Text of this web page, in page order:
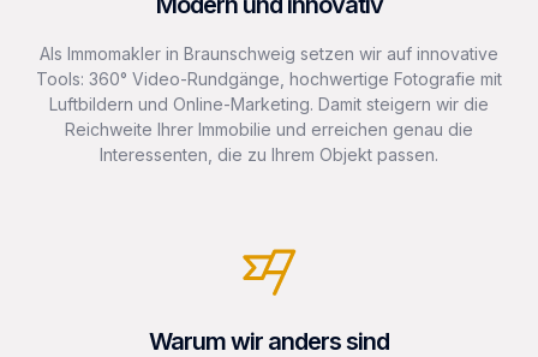
Als Immomakler in Braunschweig setzen wir auf innovative
Tools: 360° Video-Rundgänge, hochwertige Fotografie mit
Luftbildern und Online-Marketing. Damit steigern wir die
Reichweite Ihrer Immobilie und erreichen genau die
Interessenten, die zu Ihrem Objekt passen.
Warum wir anders sind